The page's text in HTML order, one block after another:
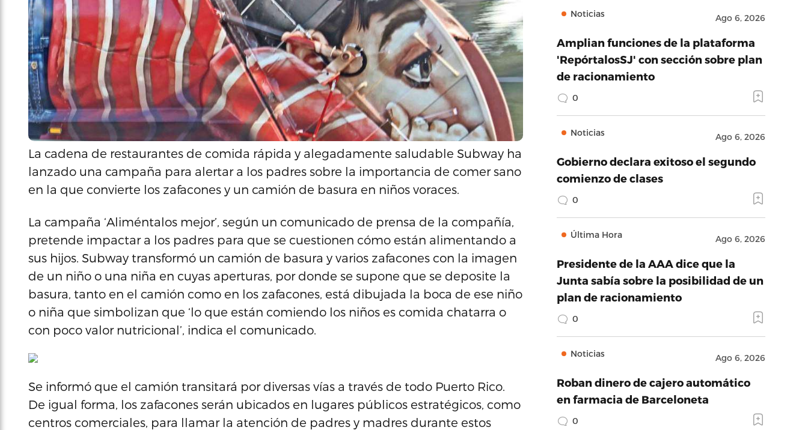
La cadena de restaurantes de comida rápida y alegadamente saludable Subway ha
lanzado una campaña para alertar a los padres sobre la importancia de comer sano
en la que convierte los zafacones y un camión de basura en niños voraces.
La campaña ‘Aliméntalos mejor’, según un comunicado de prensa de la compañía,
pretende impactar a los padres para que se cuestionen cómo están alimentando a
sus hijos. Subway transformó un camión de basura y varios zafacones con la imagen
de un niño o una niña en cuyas aperturas, por donde se supone que se deposite la
basura, tanto en el camión como en los zafacones, está dibujada la boca de ese niño
o niña que simbolizan que ‘lo que están comiendo los niños es comida chatarra o
con poco valor nutricional’, indica el comunicado.
Se informó que el camión transitará por diversas vías a través de todo Puerto Rico.
De igual forma, los zafacones serán ubicados en lugares públicos estratégicos, como
centros comerciales, para llamar la atención de padres y madres durante estos
Noticias Ago 6, 2026
Amplian funciones de la plataforma
'RepórtalosSJ' con sección sobre plan
de racionamiento
0
Noticias Ago 6, 2026
Gobierno declara exitoso el segundo
comienzo de clases
0
Última Hora Ago 6, 2026
Presidente de la AAA dice que la
Junta sabía sobre la posibilidad de un
plan de racionamiento
0
Noticias Ago 6, 2026
Roban dinero de cajero automático
en farmacia de Barceloneta
0